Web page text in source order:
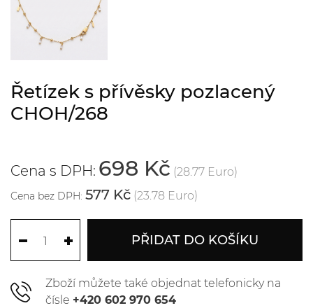
Řetízek s přívěsky pozlacený
CHOH/268
Cena s DPH: 698 Kč (28.77 Euro)
Cena bez DPH: 577 Kč (23.78 Euro)
PŘIDAT DO KOŠÍKU
Zboží můžete také objednat telefonicky na
čísle +420 602 970 654